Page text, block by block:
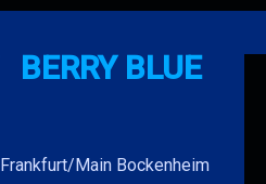
BERRY BLUE
Frankfurt/Main Bockenheim